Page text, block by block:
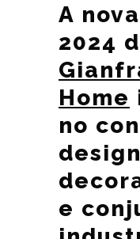
A
2024
Home
no
e